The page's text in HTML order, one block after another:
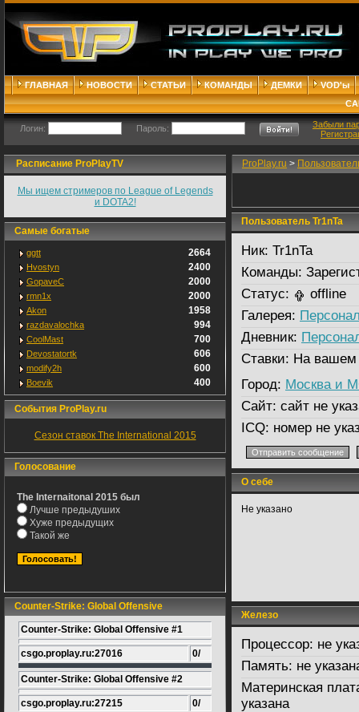
ГЛАВНАЯ НОВОСТИ СТАТЬИ КОМАНДЫ ДЕМКИ
VOD'ы
Логин: Пароль:
Забыли
Расписание ProPlayTV
Мы ищем стримеров по League of Legends
и DOTA2!
Самые богатые
ggtt 2664
Hvostyn 2400
GopaveC 2000
rmn1x 2000
Akon 1958
razdavalochka 994
CoolMast 700
Devostatortk 606
modify2h 600
Boevik 400
События ProPlay.ru
Сезон ставок The International 2015
Голосование
The Internaitonal 2015 был
Лучше предыдуших
Хуже предыдущих
Такой же
Counter-Strike: Global Offensive
Counter-Strike: Global Offensive #1
csgo.proplay.ru:27016 0/
Counter-Strike: Global Offensive #2
csgo.proplay.ru:27215 0/
ProPlay.ru >
Пользователь Tr1nTa
Ник: Tr1nTa
Команды:
Статус:
offline
Галерея:
Дневник:
Ставки: На вашем
Город: Москва и
Сайт: сайт не
ICQ: номер не
О себе
Не указано
Железо
Процессор: не
Память: не
Материнская
указана